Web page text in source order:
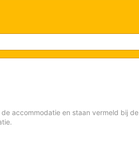
accommodatie en staan vermeld bij de